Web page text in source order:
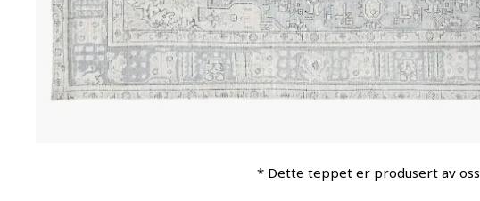
* Dette teppet er produsert av oss